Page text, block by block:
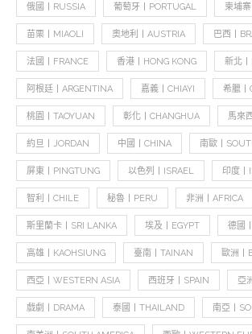
俄國丨RUSSIA 葡萄牙丨PORTUGAL 柬埔
苗栗丨MIAOLI 奧地利丨AUSTRIA 巴西丨
法國丨FRANCE 香港丨HONG KONG 新北
阿根廷丨ARGENTINA 嘉義丨CHIAYI 希臘丨
桃園丨TAOYUAN 彰化丨CHANGHUA 馬來
約旦丨JORDAN 中國丨CHINA 南歐丨
屏東丨PINGTUNG 以色列丨ISRAEL 印度丨
智利丨CHILE 秘魯丨PERU 非洲丨AFRICA
斯里蘭卡丨SRI LANKA 埃及丨EGYPT 德國
高雄丨KAOHSIUNG 臺南丨TAINAN 歐洲丨
西亞丨WESTERN ASIA 西班牙丨SPAIN 亞
戲劇丨DRAMA 泰國丨THAILAND 南亞丨